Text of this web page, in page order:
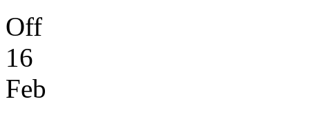
Off
16
Feb